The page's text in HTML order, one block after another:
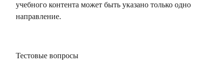
учебного контента может быть указано только одно
направление.
Тестовые вопросы